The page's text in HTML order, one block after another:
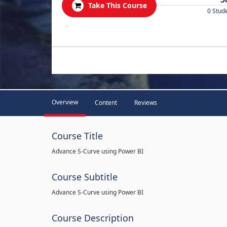
Take This Course
0
.
Overview Content Reviews
Course Title
Advance S-Curve using Power BI
Course Subtitle
Advance S-Curve using Power BI
Course Description